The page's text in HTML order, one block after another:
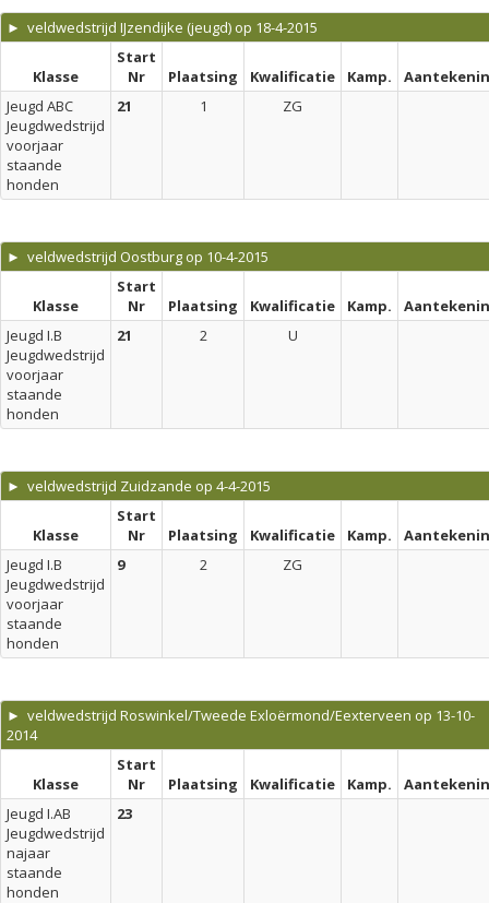
► veldwedstrijd IJzendijke (jeugd) op 18-4-2015
Klasse
Start
Nr
Plaatsing Kwalificatie Kamp.
Jeugd ABC
Jeugdwedstrijd
voorjaar
staande
honden
21 1 ZG
► veldwedstrijd Oostburg op 10-4-2015
Klasse
Start
Nr
Plaatsing Kwalificatie Kamp.
Jeugd I.B
Jeugdwedstrijd
voorjaar
staande
honden
21 2 U
► veldwedstrijd Zuidzande op 4-4-2015
Klasse
Start
Nr
Plaatsing Kwalificatie Kamp.
Jeugd I.B
Jeugdwedstrijd
voorjaar
staande
honden
9 2 ZG
► veldwedstrijd Roswinkel/Tweede Exloërmond/Eexterveen op 13-10-
2014
Klasse
Start
Nr
Plaatsing Kwalificatie Kamp.
Jeugd I.AB
Jeugdwedstrijd
najaar
staande
honden
23